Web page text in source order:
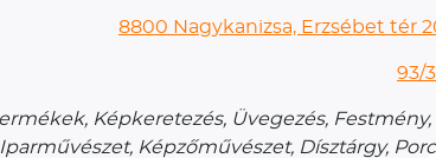
8800 Nagykanizsa, Erzsébet tér
93/
Képkeretezés, Üvegezés, Festmény,
Képzőművészet, Dísztárgy,